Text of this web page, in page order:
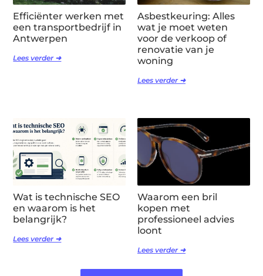
Efficiënter werken met
een transportbedrijf in
Antwerpen
Lees verder ➜
Asbestkeuring: Alles
wat je moet weten
voor de verkoop of
renovatie van je
woning
Lees verder ➜
Wat is technische SEO
en waarom is het
belangrijk?
Lees verder ➜
Waarom een bril
kopen met
professioneel advies
loont
Lees verder ➜